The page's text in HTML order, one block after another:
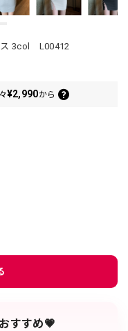
ス 3col L00412
¥2,990から
すすめ💗